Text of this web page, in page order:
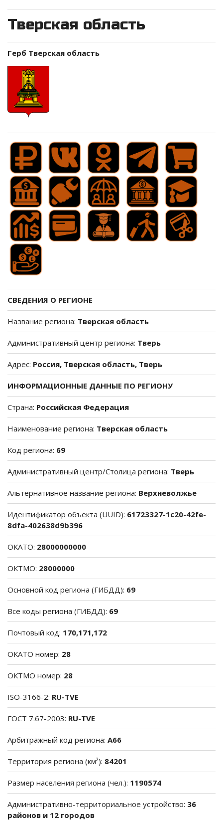
Тверская область
Герб Тверская область
СВЕДЕНИЯ О РЕГИОНЕ
Название региона: Тверская область
Административный центр региона: Тверь
Адрес: Россия, Тверская область, Тверь
ИНФОРМАЦИОННЫЕ ДАННЫЕ ПО РЕГИОНУ
Страна: Российская Федерация
Наименование региона: Тверская область
Код региона: 69
Административный центр/Столица региона: Тверь
Альтернативное название региона: Верхневолжье
Идентификатор объекта (UUID): 61723327-1c20-42fe-
8dfa-402638d9b396
ОКАТО: 28000000000
ОКТМО: 28000000
Основной код региона (ГИБДД): 69
Все коды региона (ГИБДД): 69
Почтовый код: 170,171,172
ОКАТО номер: 28
ОКТМО номер: 28
ISO-3166-2: RU-TVE
ГОСТ 7.67-2003: RU-TVE
Арбитражный код региона: A66
Территория региона (км²): 84201
Размер населения региона (чел.): 1190574
Административно-территориальное устройство: 36
районов и 12 городов